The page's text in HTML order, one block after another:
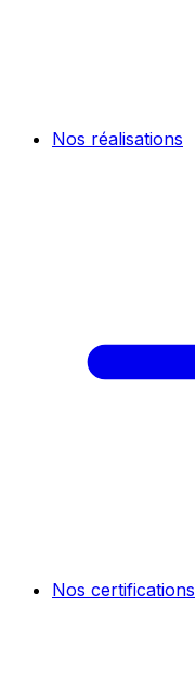
Nos réalisations
Nos certifications